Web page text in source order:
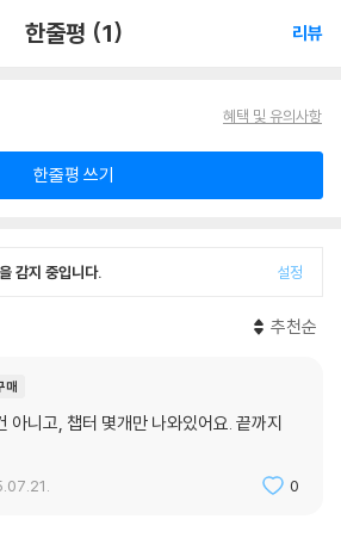
한줄평 (1) 리뷰
혜택 및 유의사항
한줄평 쓰기
감지 중입니다. 설정
추천순
매
아니고, 챕터 몇개만 나와있어요. 끝까지
0